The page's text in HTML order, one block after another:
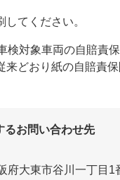
てください。
検対象車両の自賠責
来どおり紙の自賠責
るお問い合わせ先
府大東市谷川一丁目